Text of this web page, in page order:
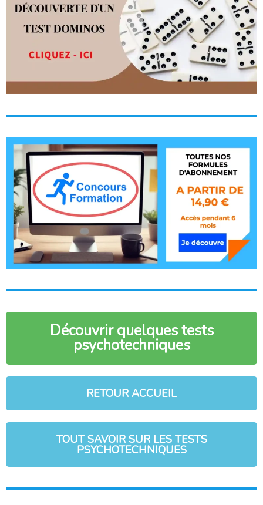
Découvrir quelques tests
psychotechniques
RETOUR ACCUEIL
TOUT SAVOIR SUR LES TESTS
PSYCHOTECHNIQUES